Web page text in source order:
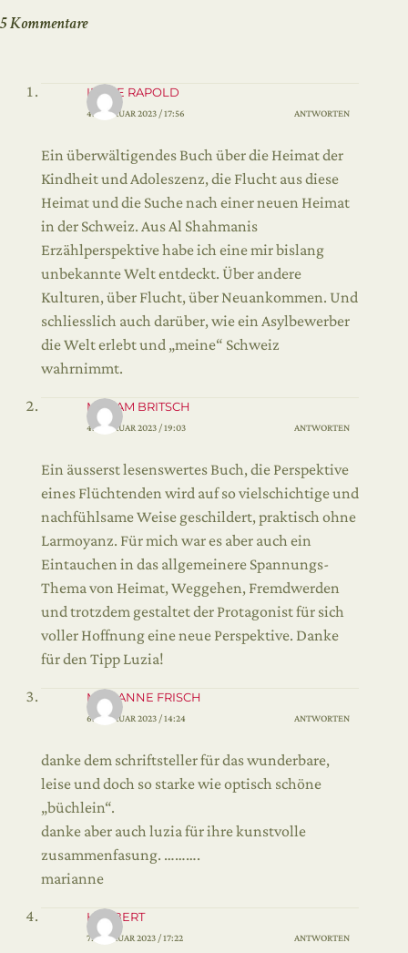
5 Kommentare
IRENE RAPOLD
4. FEBRUAR 2023 / 17:56 ANTWORTEN
Ein überwältigendes Buch über die Heimat der
Kindheit und Adoleszenz, die Flucht aus diese
Heimat und die Suche nach einer neuen Heimat
in der Schweiz. Aus Al Shahmanis
Erzählperspektive habe ich eine mir bislang
unbekannte Welt entdeckt. Über andere
Kulturen, über Flucht, über Neuankommen. Und
schliesslich auch darüber, wie ein Asylbewerber
die Welt erlebt und „meine“ Schweiz
wahrnimmt.
MIRJAM BRITSCH
4. FEBRUAR 2023 / 19:03 ANTWORTEN
Ein äusserst lesenswertes Buch, die Perspektive
eines Flüchtenden wird auf so vielschichtige und
nachfühlsame Weise geschildert, praktisch ohne
Larmoyanz. Für mich war es aber auch ein
Eintauchen in das allgemeinere Spannungs-
Thema von Heimat, Weggehen, Fremdwerden
und trotzdem gestaltet der Protagonist für sich
voller Hoffnung eine neue Perspektive. Danke
für den Tipp Luzia!
MARIANNE FRISCH
6. FEBRUAR 2023 / 14:24 ANTWORTEN
danke dem schriftsteller für das wunderbare,
leise und doch so starke wie optisch schöne
„büchlein“.
danke aber auch luzia für ihre kunstvolle
zusammenfasung. ……….
marianne
HERBERT
7. FEBRUAR 2023 / 17:22 ANTWORTEN